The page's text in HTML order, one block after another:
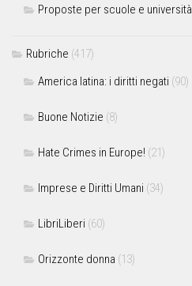
Proposte per scuole e università
Rubriche (417)
America latina: i diritti negati (90)
Buone Notizie (8)
Hate Crimes in Europe! (21)
Imprese e Diritti Umani (34)
LibriLiberi (60)
Orizzonte donna (13)